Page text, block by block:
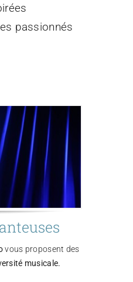
passionnés
vous proposent des
musicale.